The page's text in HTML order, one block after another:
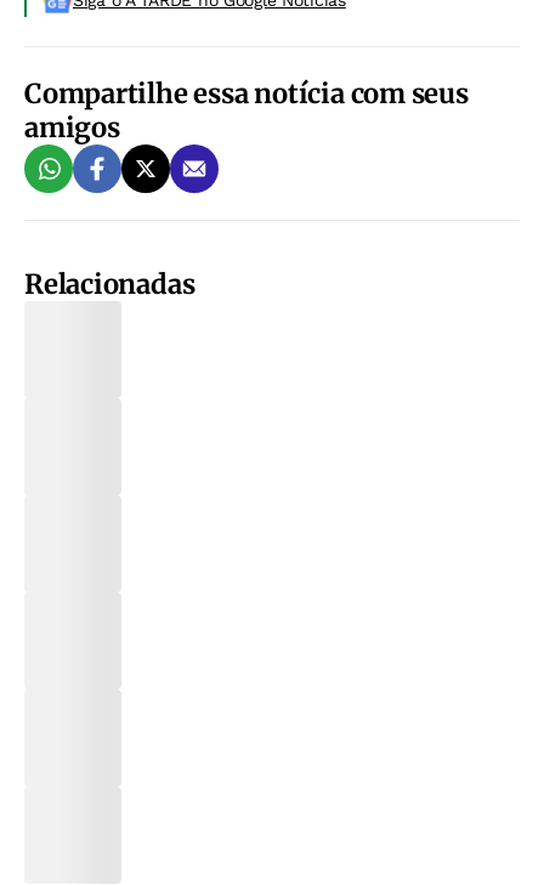
Compartilhe essa notícia com seus
amigos
Relacionadas